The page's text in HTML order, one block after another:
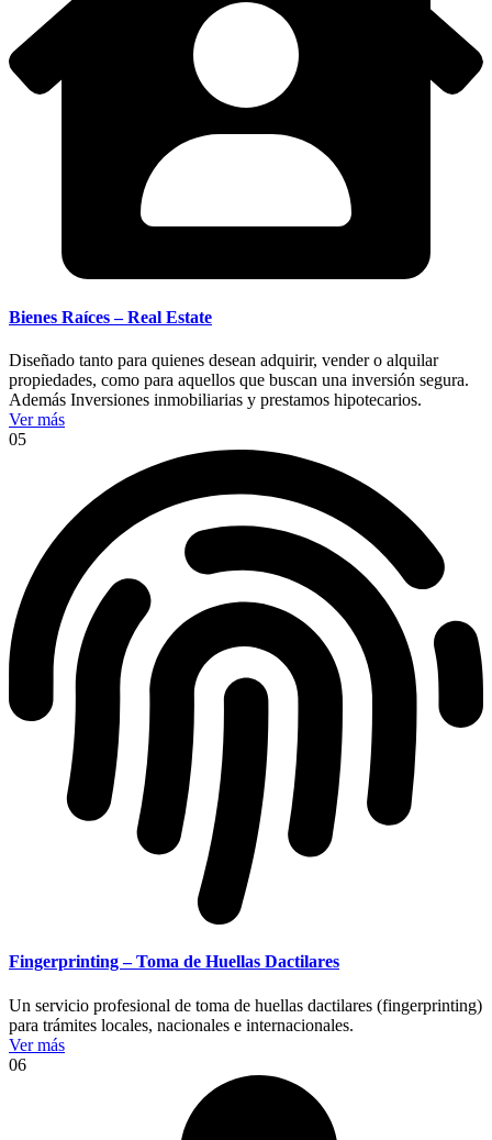
Bienes Raíces – Real Estate
Diseñado tanto para quienes desean adquirir, vender o alquilar
propiedades, como para aquellos que buscan una inversión segura.
Además Inversiones inmobiliarias y prestamos hipotecarios.
Ver más
05
Fingerprinting – Toma de Huellas Dactilares
Un servicio profesional de toma de huellas dactilares (fingerprinting)
para trámites locales, nacionales e internacionales.
Ver más
06